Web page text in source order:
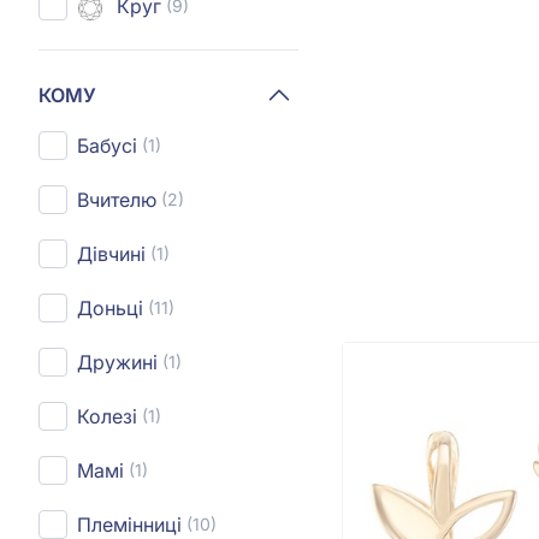
Круг (9)
КОМУ
Бабусі (1)
Вчителю (2)
Дівчині (1)
Доньці (11)
Дружині (1)
Колезі (1)
Мамі (1)
Племінниці (10)